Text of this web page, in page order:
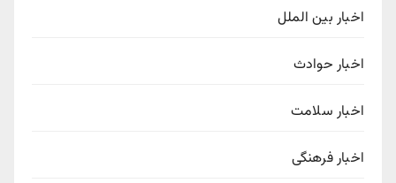
اخبار بین الملل
اخبار حوادث
اخبار سلامت
اخبار فرهنگی